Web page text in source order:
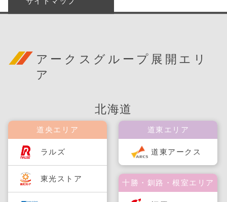
アークスグループ展開エリ
ア
北海道
道央エリア
ラルズ
東光ストア
道東エリア
道東アークス
十勝・釧路・根室エリア